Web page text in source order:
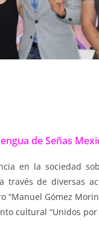
de Señas
en la sociedad
través de diversas
Gómez
cultural “Unidos por